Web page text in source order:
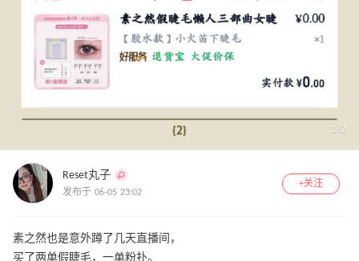
1/2
Reset丸子
发布于 06-05 23:02
+关注
素之然也是意外蹲了几天直播间，
买了两单假睫毛，一单粉扑。